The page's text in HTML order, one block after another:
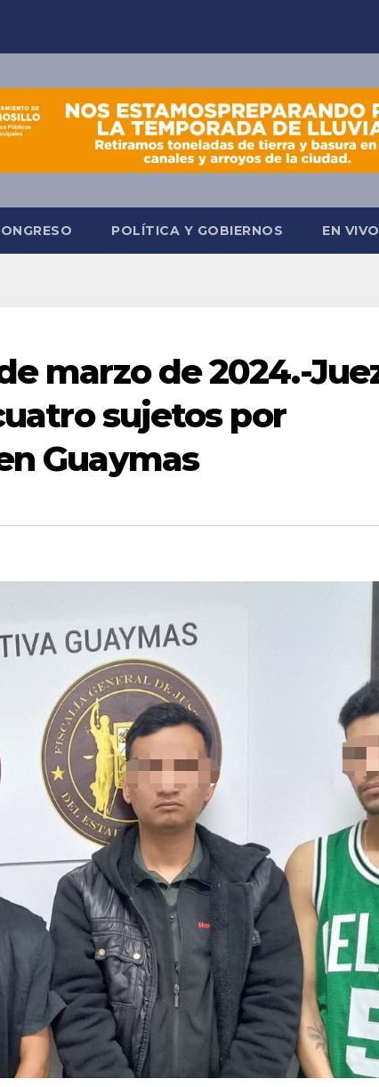
POLÍTICA Y GOBIERNOS EN
marzo de 2024.-
sujetos por
Guaymas